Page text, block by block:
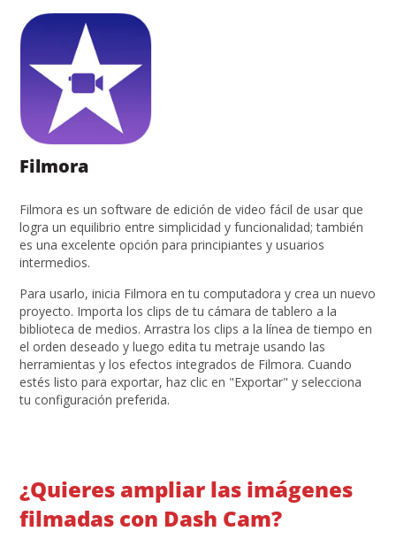
Filmora
Filmora es un software de edición de video fácil de usar que
logra un equilibrio entre simplicidad y funcionalidad; también
es una excelente opción para principiantes y usuarios
intermedios.
Para usarlo, inicia Filmora en tu computadora y crea un nuevo
proyecto. Importa los clips de tu cámara de tablero a la
biblioteca de medios. Arrastra los clips a la línea de tiempo en
el orden deseado y luego edita tu metraje usando las
herramientas y los efectos integrados de Filmora. Cuando
estés listo para exportar, haz clic en "Exportar" y selecciona
tu configuración preferida.
¿Quieres ampliar las imágenes
filmadas con Dash Cam?